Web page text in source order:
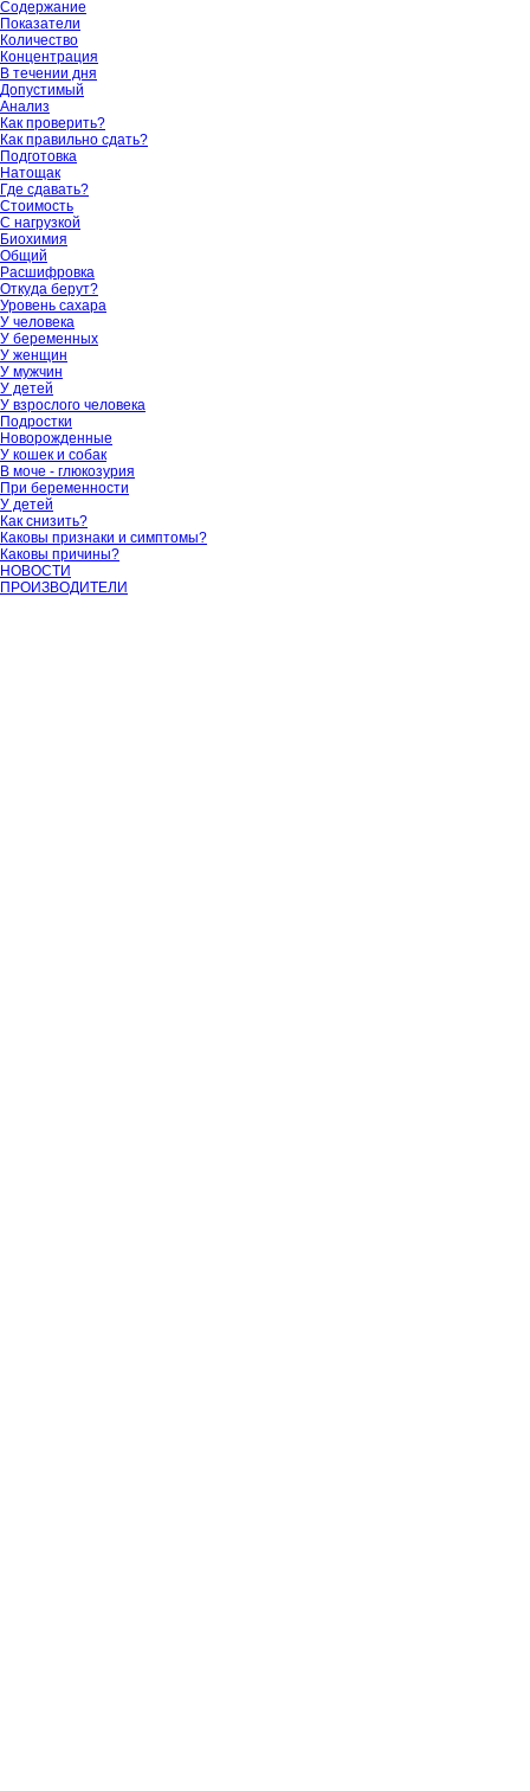
Содержание
Показатели
Количество
Концентрация
В течении дня
Допустимый
Анализ
Как проверить?
Как правильно сдать?
Подготовка
Натощак
Где сдавать?
Стоимость
С нагрузкой
Биохимия
Общий
Расшифровка
Откуда берут?
Уровень сахара
У человека
У беременных
У женщин
У мужчин
У детей
У взрослого человека
Подростки
Новорожденные
У кошек и собак
В моче - глюкозурия
При беременности
У детей
Как снизить?
Каковы признаки и симптомы?
Каковы причины?
НОВОСТИ
ПРОИЗВОДИТЕЛИ